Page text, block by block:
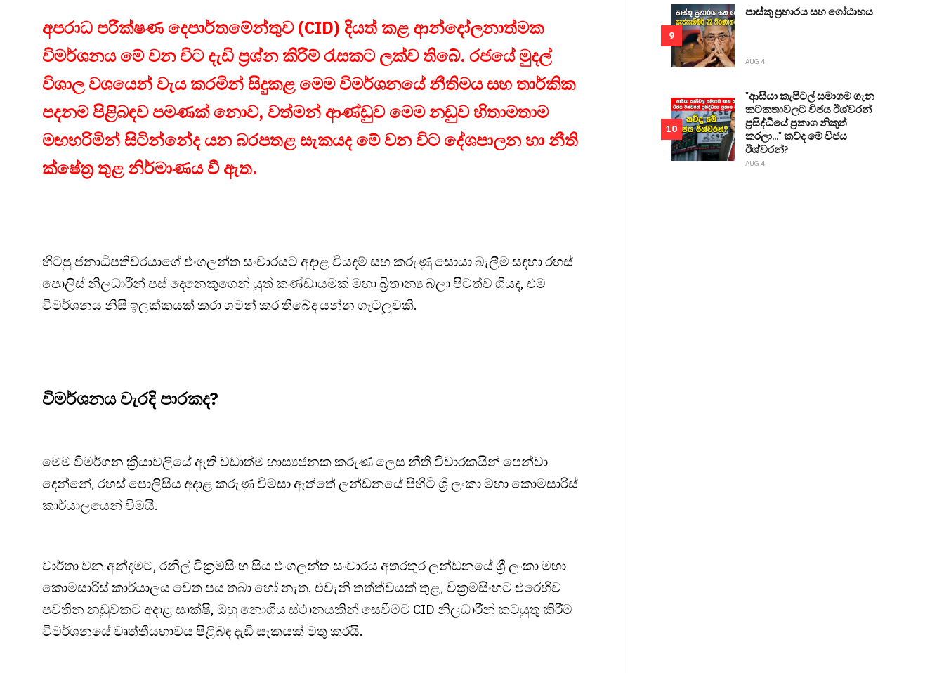
අපරාධ පරීක්ෂණ දෙපාර්තමේන්තුව (CID) දියත් කළ ආන්දෝලනාත්මක
විමර්ශනය මේ වන විට දැඩි ප්‍රශ්න කිරීම් රැසකට ලක්ව තිබේ. රජයේ මුදල්
විශාල වශයෙන් වැය කරමින් සිදුකළ මෙම විමර්ශනයේ නීතිමය සහ තාර්කික
පදනම පිළිබඳව පමණක් නොව, වත්මන් ආණ්ඩුව මෙම නඩුව හිතාමතාම
මඟහරිමින් සිටින්නේද යන බරපතළ සැකයද මේ වන විට දේශපාලන හා නීති
ක්ෂේත්‍ර තුළ නිර්මාණය වී ඇත.
හිටපු ජනාධිපතිවරයාගේ එංගලන්ත සංචාරයට අදාළ වියදම් සහ කරුණු සොයා බැලීම සඳහා රහස්
පොලිස් නිලධාරීන් පස් දෙනෙකුගෙන් යුත් කණ්ඩායමක් මහා බ්‍රිතාන්‍ය බලා පිටත්ව ගියද, එම
විමර්ශනය නිසි ඉලක්කයක් කරා ගමන් කර තිබේද යන්න ගැටලුවකි.
විමර්ශනය වැරදි පාරකද?
මෙම විමර්ශන ක්‍රියාවලියේ ඇති වඩාත්ම හාස්‍යජනක කරුණ ලෙස නීති විචාරකයින් පෙන්වා
දෙන්නේ, රහස් පොලිසිය අදාළ කරුණු විමසා ඇත්තේ ලන්ඩනයේ පිහිටි ශ්‍රී ලංකා මහා කොමසාරිස්
කාර්යාලයෙන් වීමයි.
වාර්තා වන අන්දමට, රනිල් වික්‍රමසිංහ සිය එංගලන්ත සංචාරය අතරතුර ලන්ඩනයේ ශ්‍රී ලංකා මහා
කොමසාරිස් කාර්යාලය වෙත පය තබා හෝ නැත. එවැනි තත්ත්වයක් තුළ, වික්‍රමසිංහට එරෙහිව
පවතින නඩුවකට අදාළ සාක්ෂි, ඔහු නොගිය ස්ථානයකින් සෙවීමට CID නිලධාරීන් කටයුතු කිරීම
විමර්ශනයේ වෘත්තීයභාවය පිළිබඳ දැඩි සැකයක් මතු කරයි.
9
පාස්කු ප්‍රහාරය සහ ගෝඨාභය
AUG 4
10
"ආසියා කැපිටල් සමාගම ගැන
කටකතාවලට විජය ඊශ්වරන්
ප්‍රසිද්ධියේ ප්‍රකාශ නිකුත්
කරලා..." කව්ද මේ විජය
ඊශ්වරන්?
AUG 4